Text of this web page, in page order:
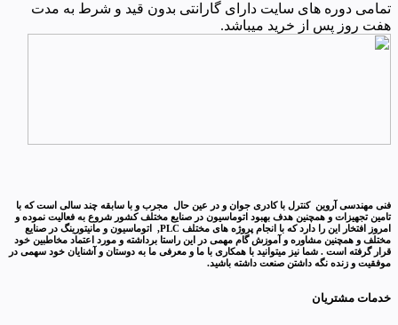
تمامی دوره های سایت دارای گارانتی بدون قید و شرط به مدت
هفت روز پس از خرید میباشد.
فنی مهندسی آروین کنترل با کادری جوان و در عین حال مجرب و با سابقه چند سالی است که با
تامین تجهیزات و همچنین هدف بهبود اتوماسیون در صنایع مختلف کشور شروع به فعالیت نموده و
امروز افتخار این را دارد که با انجام پروژه های مختلف PLC, اتوماسیون و مانیتورینگ در صنایع
مختلف و همچنین مشاوره و آموزش گام مهمی در این راستا برداشته و مورد اعتماد مخاطبین خود
قرار گرفته است . شما نیز میتوانید با همکاری با ما و معرفی ما به دوستان و آشنایان خود سهمی در
موفقیت و زنده نگه داشتن صنعت داشته باشید.
خدمات مشتریان